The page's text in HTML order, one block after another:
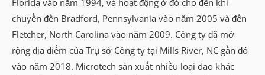
chuyển đến Bradford, Pennsylvania vào năm 2005 và đến
Fletcher, North Carolina vào năm 2009. Công ty đã mở
rộng địa điểm của Trụ sở Công ty tại Mills River, NC gần đó
vào năm 2018. Microtech sản xuất nhiều loại dao khác